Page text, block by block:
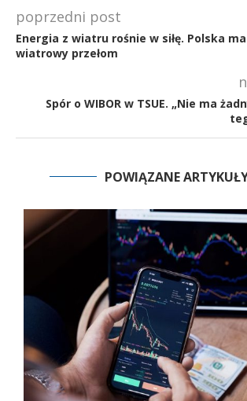
poprzedni post
Energia z wiatru rośnie w siłę. Polska
wiatrowy przełom
Spór o WIBOR w TSUE. „Nie ma
POWIĄZANE